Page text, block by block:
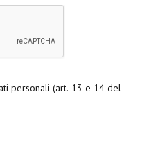
personali (art. 13 e 14 del